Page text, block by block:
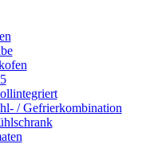
/ Gefrierkombination